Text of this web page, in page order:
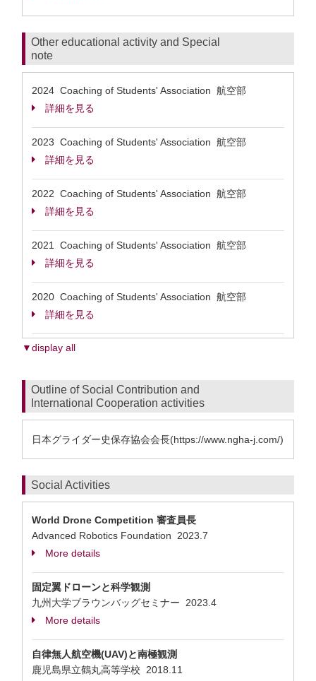
Other educational activity and Special
note
2024 Coaching of Students' Association 航空部
詳細を見る
2023 Coaching of Students' Association 航空部
詳細を見る
2022 Coaching of Students' Association 航空部
詳細を見る
2021 Coaching of Students' Association 航空部
詳細を見る
2020 Coaching of Students' Association 航空部
詳細を見る
▼display all
Outline of Social Contribution and
International Cooperation activities
日本グライダー史保存協会会長(https://www.ngha-j.com/)
Social Activities
World Drone Competition 審査員長
Advanced Robotics Foundation 2023.7
More details
固定翼ドローンと科学観測
九州大学ブラウンバッグセミナー 2023.4
More details
自律無人航空機(UAV)と南極観測
鹿児島県立鶴丸高等学校 2018.11